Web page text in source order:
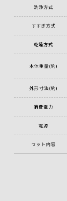
洗浄方式
すすぎ方式
乾燥方式
本体重量(約)
外形寸法(約)
消費電力
電源
セット内容